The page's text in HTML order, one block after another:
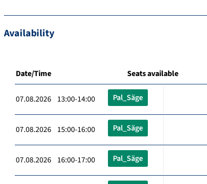
Availability
Date/Time Seats available
07.08.2026 13:00-14:00 Pal_Säge
07.08.2026 15:00-16:00 Pal_Säge
07.08.2026 16:00-17:00 Pal_Säge